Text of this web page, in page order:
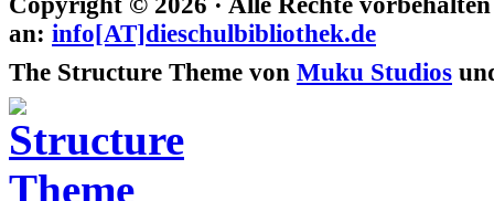
an: info[AT]dieschulbibliothek.de
The Structure Theme von Muku Studios